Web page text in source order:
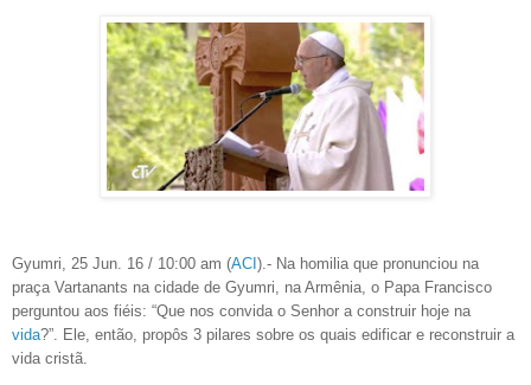
Gyumri, 25 Jun. 16 / 10:00 am (ACI ).- Na homilia que pronunciou na
praça Vartanants na cidade de Gyumri, na Armênia, o Papa Francisco
perguntou aos fiéis: “Que nos convida o Senhor a construir hoje na
vida?”. Ele, então, propôs 3 pilares sobre os quais edificar e reconstruir a
vida cristã.